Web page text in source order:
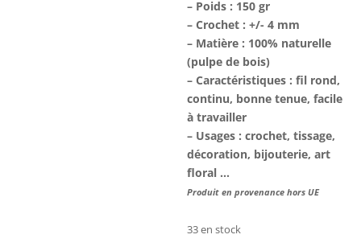
– Poids : 150 gr
– Crochet : +/- 4 mm
– Matière : 100% naturelle
(pulpe de bois)
– Caractéristiques : fil rond,
continu, bonne tenue, facile
à travailler
– Usages : crochet, tissage,
décoration, bijouterie, art
floral …
Produit en provenance hors UE
33 en stock